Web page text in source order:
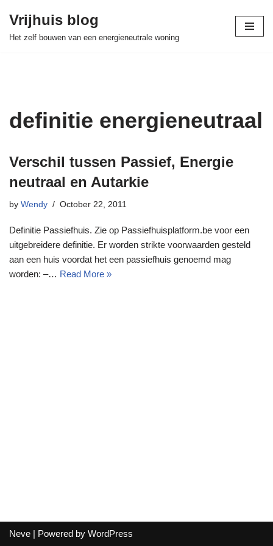
Skip
Vrijhuis blog
Het zelf bouwen van een energieneutrale woning
definitie energieneutraal
Verschil tussen Passief, Energie
neutraal en Autarkie
by Wendy October 22, 2011
Definitie Passiefhuis. Zie op Passiefhuisplatform.be voor een
uitgebreidere definitie. Er worden strikte voorwaarden gesteld
aan een huis voordat het een passiefhuis genoemd mag
worden: –… Read More »
Neve | Powered by WordPress